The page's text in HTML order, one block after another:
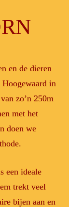
en de dieren
in
zo’n 250m
met het
doen we
een ideale
trekt veel
bijen aan en